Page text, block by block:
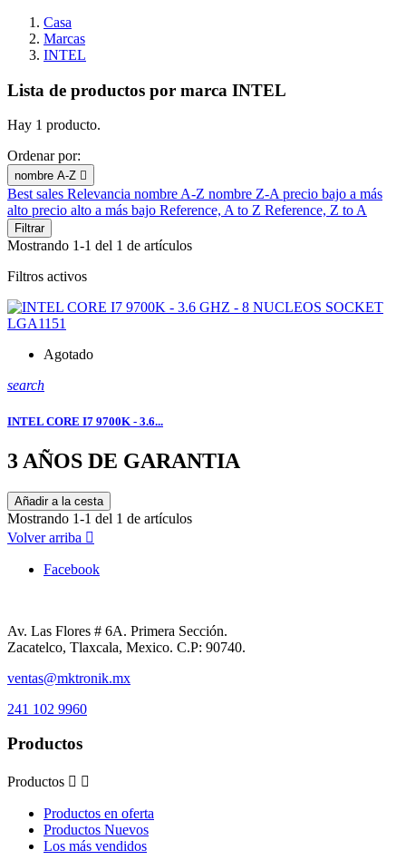
Casa
Marcas
INTEL
Lista de productos por marca INTEL
Hay 1 producto.
Ordenar por:
nombre A-Z 
Best sales Relevancia nombre A-Z nombre Z-Aprecio bajo a más
alto precio alto a más bajo Reference, A to Z Reference, Z to A
Filtrar
Mostrando 1-1 del 1 de artículos
Filtros activos
Agotado
search
INTEL CORE I7 9700K - 3.6...
3 AÑOS DE GARANTIA
Añadir a la cesta
Mostrando 1-1 del 1 de artículos
Volver arriba 
Facebook
Av. Las Flores # 6A. Primera Sección.
Zacatelco, Tlaxcala, Mexico. C.P: 90740.
ventas@mktronik.mx
241 102 9960
Productos
Productos  
Productos en oferta
Productos Nuevos
Los más vendidos